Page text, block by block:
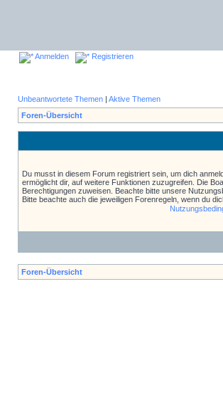
Anmelden Registrieren
Unbeantwortete Themen | Aktive Themen
Foren-Übersicht
Du musst in diesem Forum registriert sein, um dich
ermöglicht dir, auf weitere Funktionen zuzugreifen. Die
Berechtigungen zuweisen. Beachte bitte unsere
Bitte beachte auch die jeweiligen Forenregeln, wenn du
Foren-Übersicht